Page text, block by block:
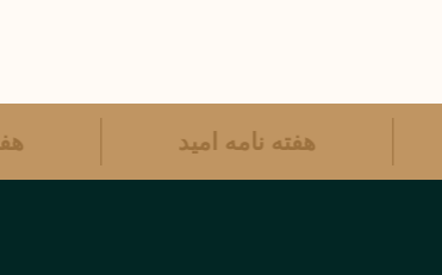
هفته نامه امید